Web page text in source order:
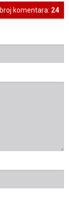
broj komentara: 24